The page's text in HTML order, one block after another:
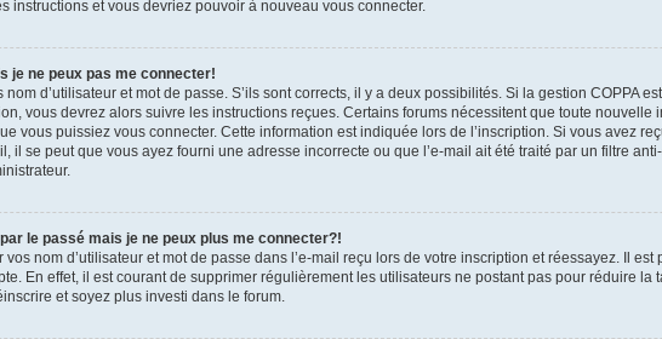
instructions et vous devriez pouvoir à nouveau vous connecter.
je ne peux pas me connecter!
nom d’utilisateur et mot de passe. S’ils sont corrects, il y a deux possibilités. Si la gestion COPPA
vous devrez alors suivre les instructions reçues. Certains forums nécessitent que toute
vous puissiez vous connecter. Cette information est indiquée lors de l’inscription. Si vous avez
il se peut que vous ayez fourni une adresse incorrecte ou que l’e-mail ait été traité par un filtre
le passé mais je ne peux plus me connecter?!
nom d’utilisateur et mot de passe dans l’e-mail reçu lors de votre inscription et réessayez. Il
En effet, il est courant de supprimer régulièrement les utilisateurs ne postant pas pour réduire
et soyez plus investi dans le forum.